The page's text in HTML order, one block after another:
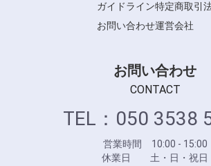
ガイドライン特定商取引
お問い合わせ運営会社
お問い合わせ
CONTACT
TEL：050 3538
営業時間 10:00 - 15:00
休業日 土・日・祝日